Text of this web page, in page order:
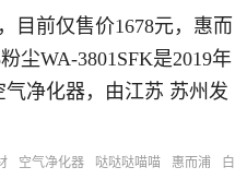
目前仅售价1678元，惠而
尘WA-3801SFK是2019年
净化器，由江苏 苏州发
空气净化器 哒哒哒喵喵 惠而浦
白